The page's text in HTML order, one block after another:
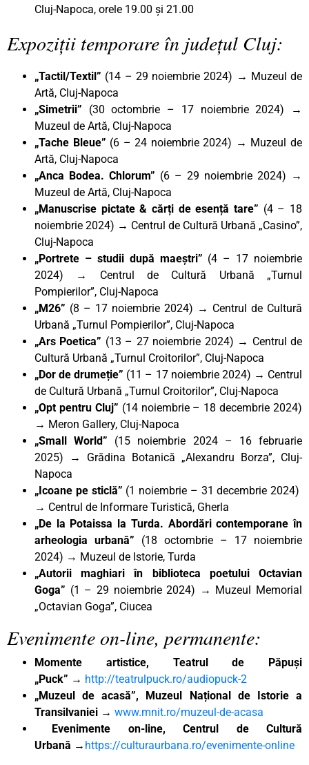
Cluj-Napoca, orele 19.00 și 21.00
Expoziții temporare în județul Cluj:
„Tactil/Textil” (14 – 29 noiembrie 2024) → Muzeul de
Artă, Cluj-Napoca
„Simetrii” (30 octombrie – 17 noiembrie 2024) →
Muzeul de Artă, Cluj-Napoca
„Tache Bleue” (6 – 24 noiembrie 2024) → Muzeul de
Artă, Cluj-Napoca
„Anca Bodea. Chlorum” (6 – 29 noiembrie 2024) →
Muzeul de Artă, Cluj-Napoca
„Manuscrise pictate & cărți de esență tare” (4 – 18
noiembrie 2024) → Centrul de Cultură Urbană „Casino”,
Cluj-Napoca
„Portrete – studii după maeștri” (4 – 17 noiembrie
2024) → Centrul de Cultură Urbană „Turnul
Pompierilor”, Cluj-Napoca
„M26” (8 – 17 noiembrie 2024) → Centrul de Cultură
Urbană „Turnul Pompierilor”, Cluj-Napoca
„Ars Poetica” (13 – 27 noiembrie 2024) → Centrul de
Cultură Urbană „Turnul Croitorilor”, Cluj-Napoca
„Dor de drumeție” (11 – 17 noiembrie 2024) → Centrul
de Cultură Urbană „Turnul Croitorilor”, Cluj-Napoca
„Opt pentru Cluj” (14 noiembrie – 18 decembrie 2024)
→ Meron Gallery, Cluj-Napoca
„Small World” (15 noiembrie 2024 – 16 februarie
2025) → Grădina Botanică „Alexandru Borza”, Cluj-
Napoca
„Icoane pe sticlă” (1 noiembrie – 31 decembrie 2024)
→ Centrul de Informare Turistică, Gherla
„De la Potaissa la Turda. Abordări contemporane în
arheologia urbană” (18 octombrie – 17 noiembrie
2024) → Muzeul de Istorie, Turda
„Autorii maghiari în biblioteca poetului Octavian
Goga” (1 – 29 noiembrie 2024) → Muzeul Memorial
„Octavian Goga”, Ciucea
Evenimente on-line, permanente:
Momente artistice, Teatrul de Păpuși
„Puck” → http://teatrulpuck.ro/audiopuck-2
„Muzeul de acasă”, Muzeul Național de Istorie a
Transilvaniei → www.mnit.ro/muzeul-de-acasa
Evenimente on-line, Centrul de Cultură
Urbană → https://culturaurbana.ro/evenimente-online